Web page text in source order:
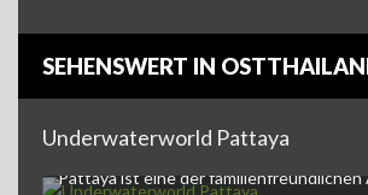
SEHENSWERT IN
Underwaterworld Pattaya
Underwaterworld PattayaDie
Pattaya ist eine der